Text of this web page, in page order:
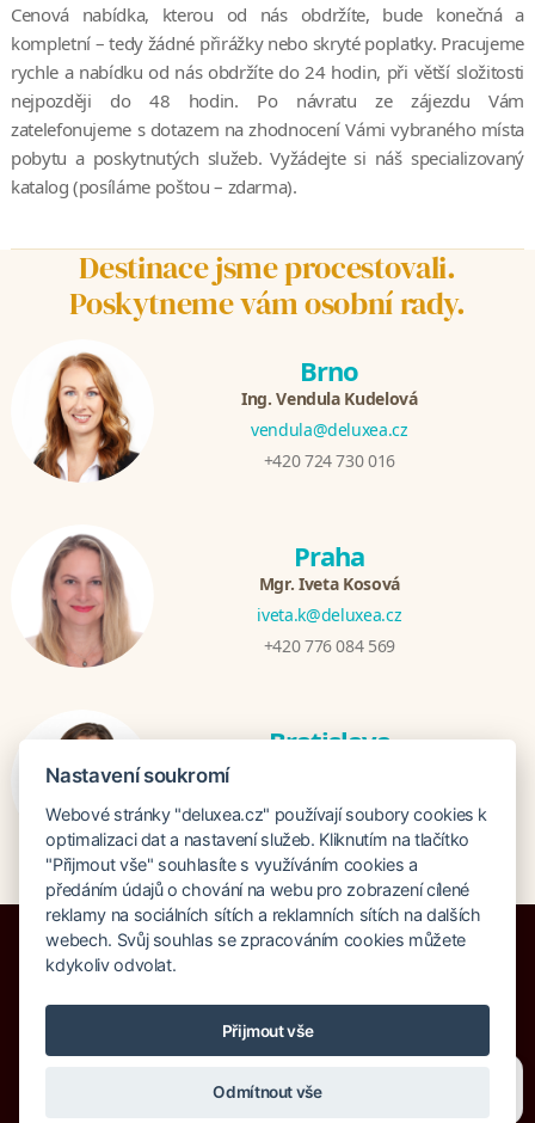
Cenová nabídka, kterou od nás obdržíte, bude konečná a
kompletní – tedy žádné přirážky nebo skryté poplatky. Pracujeme
rychle a nabídku od nás obdržíte do 24 hodin, při větší složitosti
nejpozději do 48 hodin. Po návratu ze zájezdu Vám
zatelefonujeme s dotazem na zhodnocení Vámi vybraného místa
pobytu a poskytnutých služeb. Vyžádejte si náš specializovaný
katalog (posíláme poštou – zdarma).
Destinace jsme procestovali.
Poskytneme vám osobní rady.
Brno
Ing. Vendula Kudelová
vendula@deluxea.cz
+420 724 730 016
Praha
Mgr. Iveta Kosová
iveta.k@deluxea.cz
+420 776 084 569
Bratislava
+421 948 759 074
Pojištění proti úpadku 125 000 000 Kč
Nastavení soukromí
Webové stránky "deluxea.cz" používají soubory cookies k
optimalizaci dat a nastavení služeb. Kliknutím na tlačítko
"Přijmout vše" souhlasíte s využíváním cookies a
předáním údajů o chování na webu pro zobrazení cílené
reklamy na sociálních sítích a reklamních sítích na dalších
webech. Svůj souhlas se zpracováním cookies můžete
kdykoliv odvolat.
Přijmout vše
Odmítnout vše
Chettyho.